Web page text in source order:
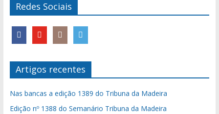
Redes Sociais
Artigos recentes
Nas bancas a edição 1389 do Tribuna da Madeira
Edição nº 1388 do Semanário Tribuna da Madeira